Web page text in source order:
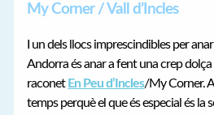
My Corner / Vall d’Incles
I un dels llocs imprescindibles per
Andorra és anar a fent una crep dolça
raconet En Peu d’Incles/My Corner.
temps perquè el que és especial és la